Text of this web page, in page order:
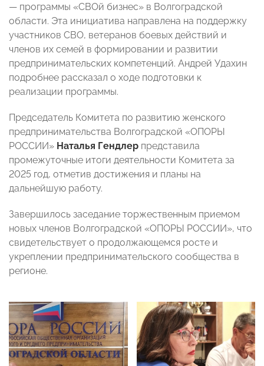
— программы «СВОй бизнес» в Волгоградской
области. Эта инициатива направлена на поддержку
участников СВО, ветеранов боевых действий и
членов их семей в формировании и развитии
предпринимательских компетенций. Андрей Удахин
подробнее рассказал о ходе подготовки к
реализации программы.
Председатель Комитета по развитию женского
предпринимательства Волгоградской «ОПОРЫ
РОССИИ» Наталья Гендлер представила
промежуточные итоги деятельности Комитета за
2025 год, отметив достижения и планы на
дальнейшую работу.
Завершилось заседание торжественным приемом
новых членов Волгоградской «ОПОРЫ РОССИИ», что
свидетельствует о продолжающемся росте и
укреплении предпринимательского сообщества в
регионе.